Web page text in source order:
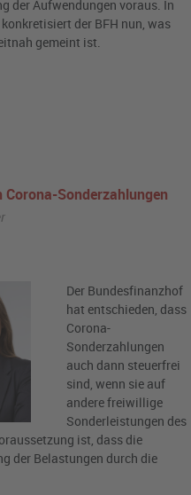
der Aufwendungen voraus. In
der BFH nun, was
gemeint ist.
Sonderzahlungen
Der Bundesfinanzhof
hat entschieden, dass
Corona-
Sonderzahlungen
auch dann steuerfrei
sind, wenn sie auf
andere freiwillige
Sonderleistungen des
ist, dass die
der Belastungen durch die